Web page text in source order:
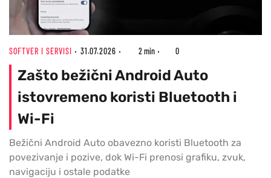
SOFTVER I SERVISI 31.07.2026 2 min 0
Zašto bežični Android Auto
istovremeno koristi Bluetooth i
Wi-Fi
Bežični Android Auto obavezno koristi Bluetooth za
povezivanje i pozive, dok Wi-Fi prenosi grafiku, zvuk,
navigaciju i ostale podatke